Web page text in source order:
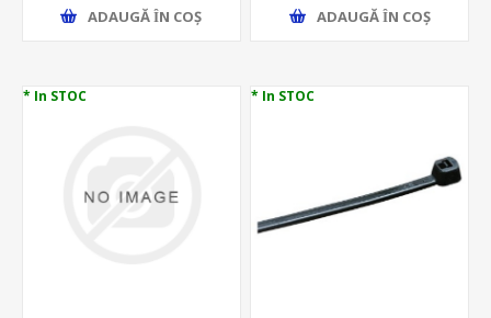
ADAUGĂ ȊN COŞ ADAUGĂ ȊN COŞ
* In STOC * In STOC